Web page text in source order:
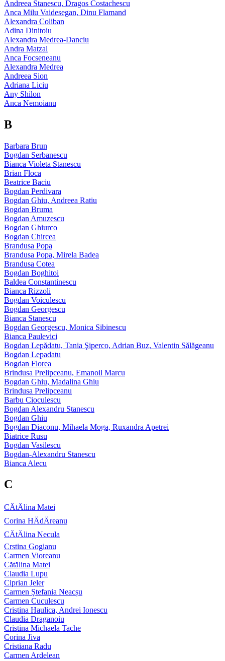
Andreea Stanescu, Dragos Costachescu
Anca Milu Vaidesegan, Dinu Flamand
Alexandra Coliban
Adina Dinitoiu
Alexandra Medrea-Danciu
Andra Matzal
Anca Focseneanu
Alexandra Medrea
Andreea Sion
Adriana Liciu
Any Shilon
Anca Nemoianu
B
Barbara Brun
Bogdan Serbanescu
Bianca Violeta Stanescu
Brian Floca
Beatrice Baciu
Bogdan Perdivara
Bogdan Ghiu, Andreea Ratiu
Bogdan Bruma
Bogdan Amuzescu
Bogdan Ghiurco
Bogdan Chircea
Brandusa Popa
Brandusa Popa, Mirela Badea
Brandusa Cotea
Bogdan Boghitoi
Baldea Constantinescu
Bianca Rizzoli
Bogdan Voiculescu
Bogdan Georgescu
Bianca Stanescu
Bogdan Georgescu, Monica Sibinescu
Bianca Paulevici
Bogdan Lepădatu, Tania Şiperco, Adrian Buz, Valentin Sălăgeanu
Bogdan Lepadatu
Bogdan Florea
Brindusa Prelipceanu, Emanoil Marcu
Bogdan Ghiu, Madalina Ghiu
Brindusa Prelipceanu
Barbu Cioculescu
Bogdan Alexandru Stanescu
Bogdan Ghiu
Bogdan Diaconu, Mihaela Moga, Ruxandra Apetrei
Biatrice Rusu
Bogdan Vasilescu
Bogdan-Alexandru Stanescu
Bianca Alecu
C
CÄtÄlina Matei
Corina HÄdÄreanu
CÄtÄlina Necula
Crstina Gogianu
Carmen Vioreanu
Cătălina Matei
Claudia Lupu
Ciprian Jeler
Carmen Ștefania Neacșu
Carmen Cuculescu
Cristina Haulica, Andrei Ionescu
Claudia Draganoiu
Cristina Michaela Tache
Corina Jiva
Cristiana Radu
Carmen Ardelean